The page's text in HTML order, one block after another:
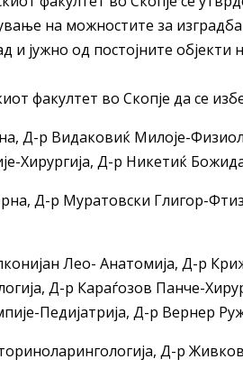
на можностите за
јужно од постојните објекти
факултет во Скопје да се
Д-р Видаковиќ Милоје-
Д-р Никетиќ
Д-р Муратовски Глигор-
Лео- Анатомија, Д-р
Д-р Караѓозов Панче-
Педијатрија, Д-р Вернер
Д-р